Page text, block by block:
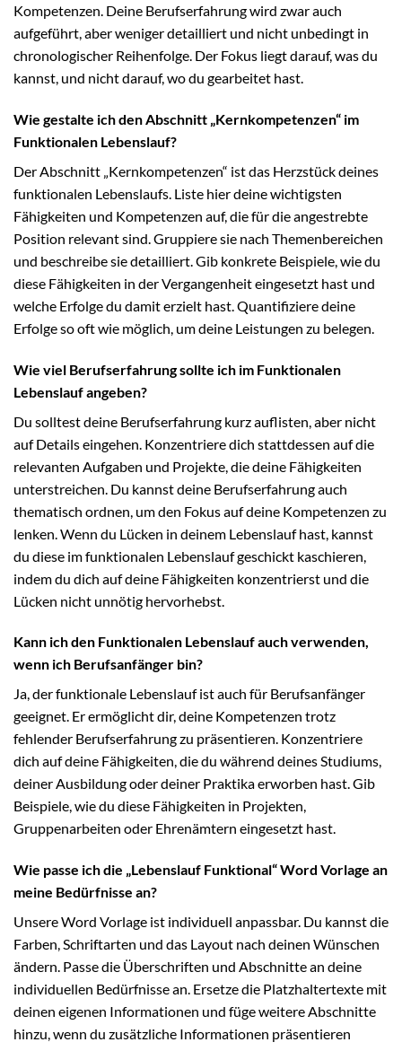
Kompetenzen. Deine Berufserfahrung wird zwar auch
aufgeführt, aber weniger detailliert und nicht unbedingt in
chronologischer Reihenfolge. Der Fokus liegt darauf, was du
kannst, und nicht darauf, wo du gearbeitet hast.
Wie gestalte ich den Abschnitt „Kernkompetenzen“ im
Funktionalen Lebenslauf?
Der Abschnitt „Kernkompetenzen“ ist das Herzstück deines
funktionalen Lebenslaufs. Liste hier deine wichtigsten
Fähigkeiten und Kompetenzen auf, die für die angestrebte
Position relevant sind. Gruppiere sie nach Themenbereichen
und beschreibe sie detailliert. Gib konkrete Beispiele, wie du
diese Fähigkeiten in der Vergangenheit eingesetzt hast und
welche Erfolge du damit erzielt hast. Quantifiziere deine
Erfolge so oft wie möglich, um deine Leistungen zu belegen.
Wie viel Berufserfahrung sollte ich im Funktionalen
Lebenslauf angeben?
Du solltest deine Berufserfahrung kurz auflisten, aber nicht
auf Details eingehen. Konzentriere dich stattdessen auf die
relevanten Aufgaben und Projekte, die deine Fähigkeiten
unterstreichen. Du kannst deine Berufserfahrung auch
thematisch ordnen, um den Fokus auf deine Kompetenzen zu
lenken. Wenn du Lücken in deinem Lebenslauf hast, kannst
du diese im funktionalen Lebenslauf geschickt kaschieren,
indem du dich auf deine Fähigkeiten konzentrierst und die
Lücken nicht unnötig hervorhebst.
Kann ich den Funktionalen Lebenslauf auch verwenden,
wenn ich Berufsanfänger bin?
Ja, der funktionale Lebenslauf ist auch für Berufsanfänger
geeignet. Er ermöglicht dir, deine Kompetenzen trotz
fehlender Berufserfahrung zu präsentieren. Konzentriere
dich auf deine Fähigkeiten, die du während deines Studiums,
deiner Ausbildung oder deiner Praktika erworben hast. Gib
Beispiele, wie du diese Fähigkeiten in Projekten,
Gruppenarbeiten oder Ehrenämtern eingesetzt hast.
Wie passe ich die „Lebenslauf Funktional“ Word Vorlage an
meine Bedürfnisse an?
Unsere Word Vorlage ist individuell anpassbar. Du kannst die
Farben, Schriftarten und das Layout nach deinen Wünschen
ändern. Passe die Überschriften und Abschnitte an deine
individuellen Bedürfnisse an. Ersetze die Platzhaltertexte mit
deinen eigenen Informationen und füge weitere Abschnitte
hinzu, wenn du zusätzliche Informationen präsentieren